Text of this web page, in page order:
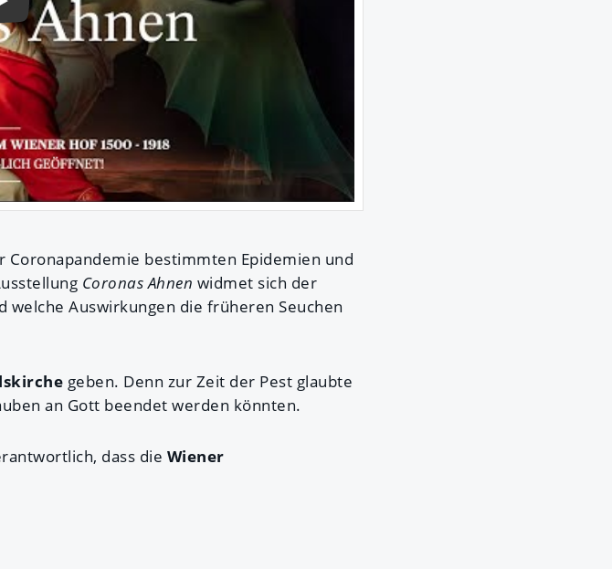
Coronapandemie bestimmten Epidemien und
Coronas Ahnen widmet sich der
welche Auswirkungen die früheren Seuchen
geben. Denn zur Zeit der Pest glaubte
an Gott beendet werden könnten.
dass die Wiener